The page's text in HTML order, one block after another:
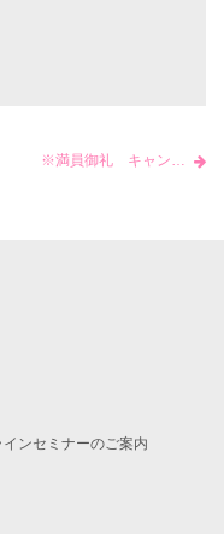
※満員御礼 キャンセル待ち受付中※【6/21 福岡開催】新人指導者（実地指導者）研修
ンセミナーのご案内